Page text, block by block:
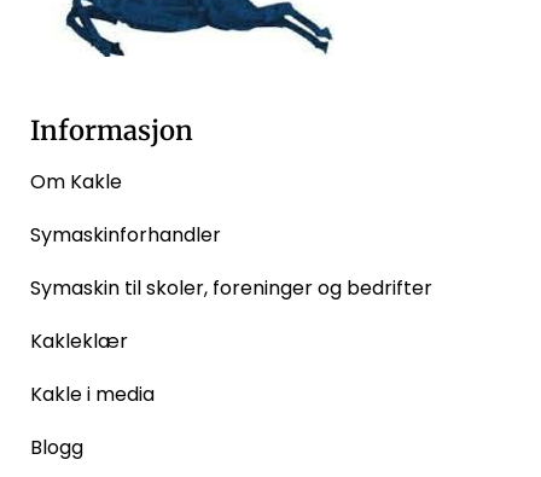
Informasjon
Om Kakle
Symaskinforhandler
Symaskin til skoler, foreninger og bedrifter
Kakleklær
Kakle i media
Blogg